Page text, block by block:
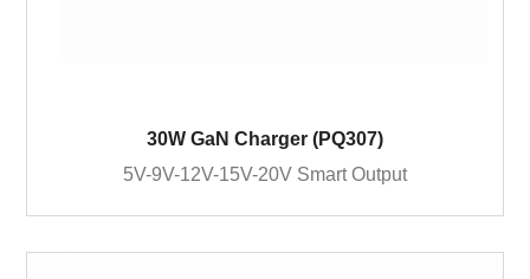
30W GaN Charger (PQ307)
5V-9V-12V-15V-20V Smart Output